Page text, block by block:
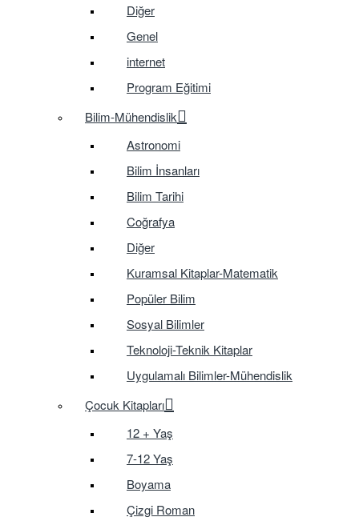
Diğer
Genel
internet
Program Eğitimi
Bilim-Mühendislik
Astronomi
Bilim İnsanları
Bilim Tarihi
Coğrafya
Diğer
Kuramsal Kitaplar-Matematik
Popüler Bilim
Sosyal Bilimler
Teknoloji-Teknik Kitaplar
Uygulamalı Bilimler-Mühendislik
Çocuk Kitapları
12 + Yaş
7-12 Yaş
Boyama
Çizgi Roman